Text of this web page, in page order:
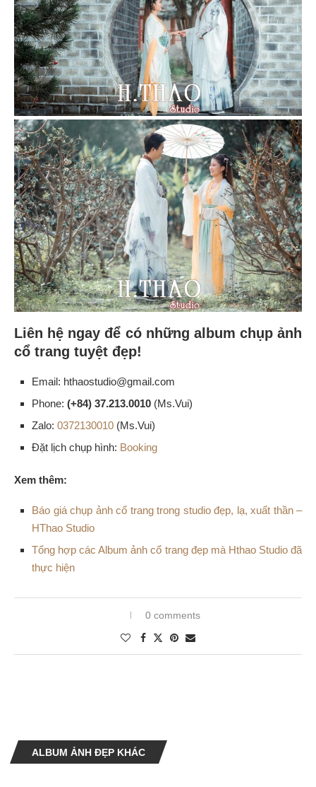
Liên hệ ngay để có những album chụp ảnh
cổ trang tuyệt đẹp!
Email: hthaostudio@gmail.com
Phone: (+84) 37.213.0010 (Ms.Vui)
Zalo: 0372130010 (Ms.Vui)
Đặt lịch chụp hình: Booking
Xem thêm:
Báo giá chụp ảnh cổ trang trong studio đẹp, lạ, xuất thần –
HThao Studio
Tổng hợp các Album ảnh cổ trang đẹp mà Hthao Studio đã
thực hiện
0 comments
ALBUM ẢNH ĐẸP KHÁC